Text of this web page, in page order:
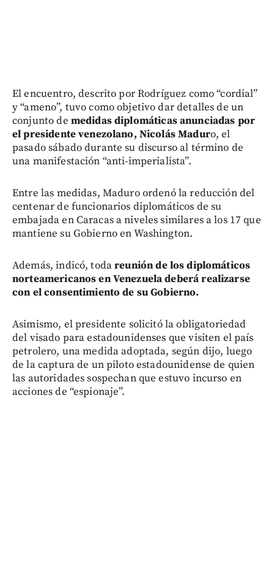
El encuentro, descrito por Rodríguez como “cordial”
y “ameno”, tuvo como objetivo dar detalles de un
conjunto de medidas diplomáticas anunciadas por
el presidente venezolano, Nicolás Maduro, el
pasado sábado durante su discurso al término de
una manifestación “anti-imperialista”.
Entre las medidas, Maduro ordenó la reducción del
centenar de funcionarios diplomáticos de su
embajada en Caracas a niveles similares a los 17 que
mantiene su Gobierno en Washington.
Además, indicó, todareunión de los diplomáticos
norteamericanos en Venezuela deberá realizarse
con el consentimiento de su Gobierno.
Asimismo, el presidente solicitó la obligatoriedad
del visado para estadounidenses que visiten el país
petrolero, una medida adoptada, según dijo, luego
de la captura de un piloto estadounidense de quien
las autoridades sospechan que estuvo incurso en
acciones de “espionaje”.